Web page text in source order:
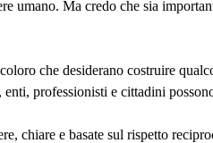
umano. Ma credo che sia
che desiderano costruire
professionisti e cittadini
chiare e basate sul rispetto